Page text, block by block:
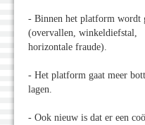
- Binnen het platform wordt
(overvallen, winkeldiefstal,
horizontale fraude).
- Het platform gaat meer
lagen.
- Ook nieuw is dat er een